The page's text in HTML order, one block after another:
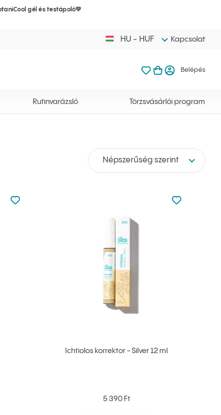
gél és testápoló💛
HU - HUF Kapcsolat
Kedvenceim
A kosarad még
KosaramBelépés
Rutinvarázsló Törzsvásárlói program
Népszerűség szerint
Nincsen hozzáadva a kedvencekhez
Hozzáadás a kedvencekhez
Ichtiolos korrektor - Silver 12 ml
5 390 Ft
Nincsen
Hozzáadás